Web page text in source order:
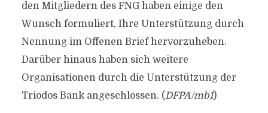
den Mitgliedern des FNG haben einige den
Wunsch formuliert, Ihre Unterstützung durch
Nennung im Offenen Brief hervorzuheben.
Darüber hinaus haben sich weitere
Organisationen durch die Unterstützung der
Triodos Bank angeschlossen. (DFPA/mb1)